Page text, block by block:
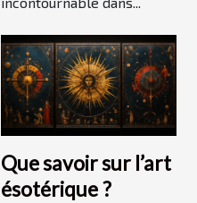
Que savoir sur l’art
ésotérique ?